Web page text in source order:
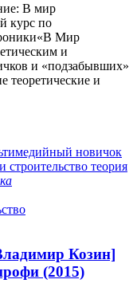
В мир
курс по
Мир
и
и «подзабывших»
и
новичок
строительство теория
Козин]
(2015)